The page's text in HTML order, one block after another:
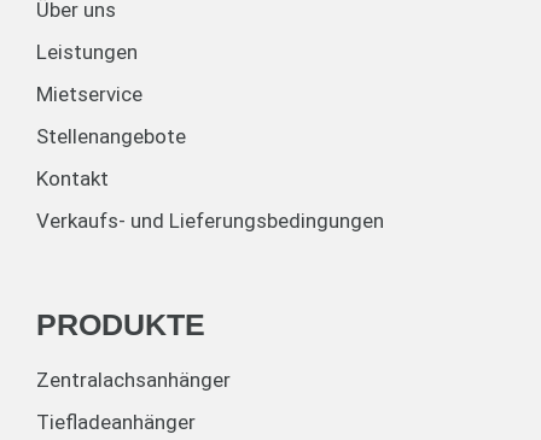
Über uns
Leistungen
Mietservice
Stellenangebote
Kontakt
Verkaufs- und Lieferungsbedingungen
PRODUKTE
Zentralachsanhänger
Tiefladeanhänger